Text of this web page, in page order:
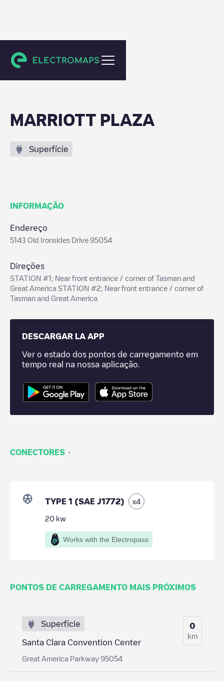
Santa Clara
MARRIOTT PLAZA
Superfície
INFORMAÇÃO
Endereço
5143 Old Ironsides Drive 95054
Direções
STATION #1; Near front entrance / corner of Tasman and
Great America STATION #2; Near front entrance / corner of
Tasman and Great America
DESCARGAR LA APP
Ver o estado dos pontos de carregamento em
tempo real na nossa aplicação.
CONECTORES ·
TYPE 1 (SAE J1772) x4
20 kw
Works with the Electropass
PONTOS DE CARREGAMENTO MAIS PRÓXIMOS
Superfície
Santa Clara Convention Center
Great America Parkway 95054
0
km